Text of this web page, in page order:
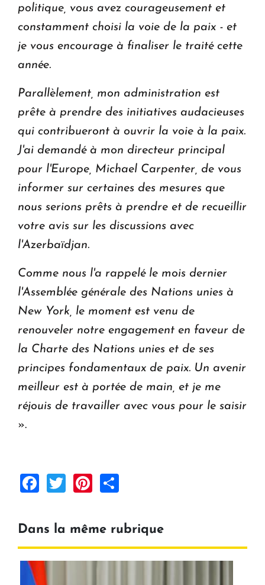
politique, vous avez courageusement et
constamment choisi la voie de la paix - et
je vous encourage à finaliser le traité cette
année.
Parallèlement, mon administration est
prête à prendre des initiatives audacieuses
qui contribueront à ouvrir la voie à la paix.
J'ai demandé à mon directeur principal
pour l'Europe, Michael Carpenter, de vous
informer sur certaines des mesures que
nous serions prêts à prendre et de recueillir
votre avis sur les discussions avec
l'Azerbaïdjan.
Comme nous l'a rappelé le mois dernier
l'Assemblée générale des Nations unies à
New York, le moment est venu de
renouveler notre engagement en faveur de
la Charte des Nations unies et de ses
principes fondamentaux de paix. Un avenir
meilleur est à portée de main, et je me
réjouis de travailler avec vous pour le saisir
».
Facebook
TwitterPinterest
Dans la même rubrique